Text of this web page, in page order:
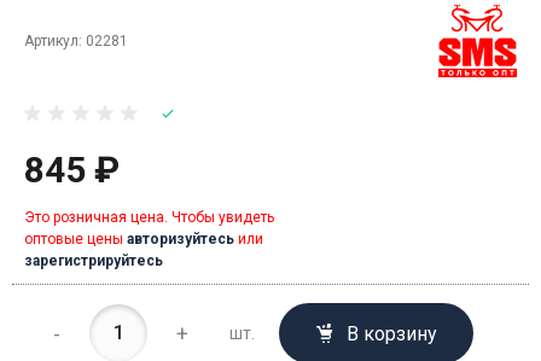
Артикул: 02281
845 ₽
Это розничная цена. Чтобы увидеть
оптовые цены авторизуйтесь или
зарегистрируйтесь
- + шт. В корзину